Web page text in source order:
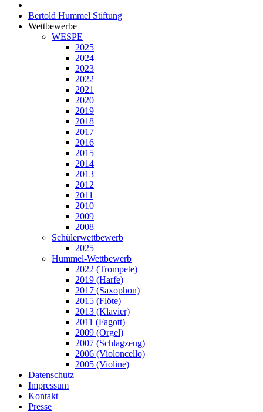
Bertold Hummel Stiftung
Wettbewerbe
WESPE
2025
2024
2023
2022
2021
2020
2019
2018
2017
2016
2015
2014
2013
2012
2011
2010
2009
2008
Schülerwettbewerb
2025
Hummel-Wettbewerb
2022 (Trompete)
2019 (Harfe)
2017 (Saxophon)
2015 (Flöte)
2013 (Klavier)
2011 (Fagott)
2009 (Orgel)
2007 (Schlagzeug)
2006 (Violoncello)
2005 (Violine)
Datenschutz
Impressum
Kontakt
Presse